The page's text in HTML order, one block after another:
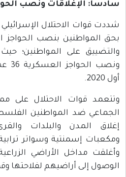
سادسا: الإغلاقات ونصب
شددت قوات الاحتلال
بحق المواطنين بنصب الحواجز
والتضييق على المواطنين؛
أول 2020.
وتتعمد قوات الاحتلال على
الجماعي ضد المواطنين
إغلاق المدن والبلدات
ومكعبات إسمنتية وسواتر
وأغلقت مداخل الأراضي
الوصول إلى أراضيهم لفلاحتها